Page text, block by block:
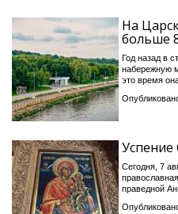
На
больше
Год назад в
набережную
это время
Сегодня, 7
праведной